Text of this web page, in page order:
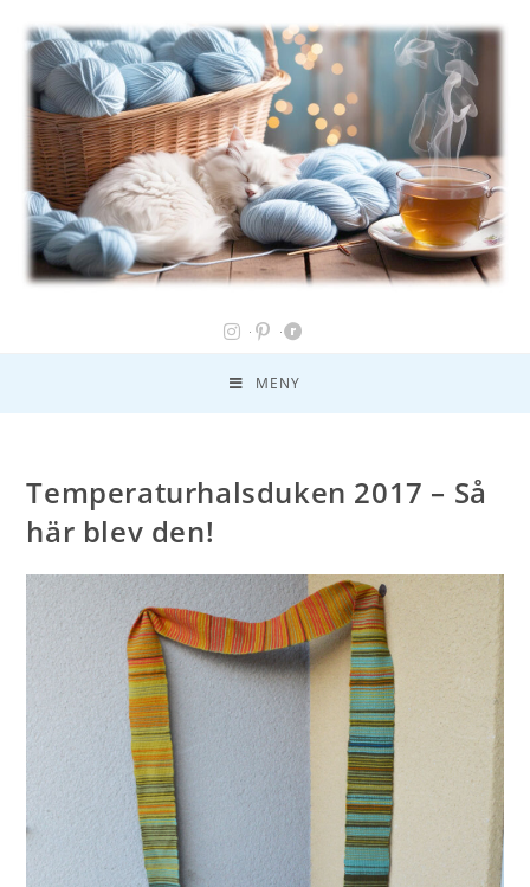
MENY
Temperaturhalsduken 2017 – Så
här blev den!